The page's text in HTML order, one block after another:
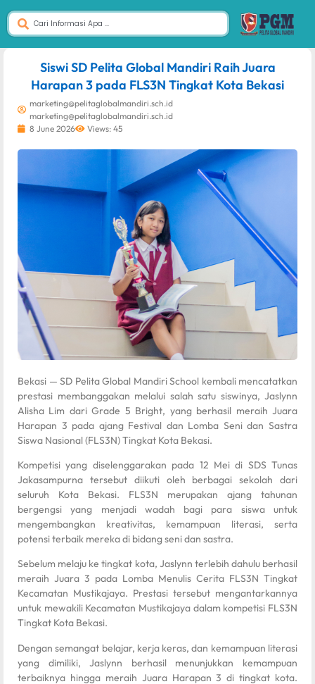
Siswi SD Pelita Global Mandiri Raih Juara
Harapan 3 pada FLS3N Tingkat Kota Bekasi
marketing@pelitaglobalmandiri.sch.id
marketing@pelitaglobalmandiri.sch.id
8 June 2026
Views: 45
Bekasi — SD Pelita Global Mandiri School kembali mencatatkan
prestasi membanggakan melalui salah satu siswinya, Jaslynn
Alisha Lim dari Grade 5 Bright, yang berhasil meraih Juara
Harapan 3 pada ajang Festival dan Lomba Seni dan Sastra
Siswa Nasional (FLS3N) Tingkat Kota Bekasi.
Kompetisi yang diselenggarakan pada 12 Mei di SDS Tunas
Jakasampurna tersebut diikuti oleh berbagai sekolah dari
seluruh Kota Bekasi. FLS3N merupakan ajang tahunan
bergengsi yang menjadi wadah bagi para siswa untuk
mengembangkan kreativitas, kemampuan literasi, serta
potensi terbaik mereka di bidang seni dan sastra.
Sebelum melaju ke tingkat kota, Jaslynn terlebih dahulu berhasil
meraih Juara 3 pada Lomba Menulis Cerita FLS3N Tingkat
Kecamatan Mustikajaya. Prestasi tersebut mengantarkannya
untuk mewakili Kecamatan Mustikajaya dalam kompetisi FLS3N
Tingkat Kota Bekasi.
Dengan semangat belajar, kerja keras, dan kemampuan literasi
yang dimiliki, Jaslynn berhasil menunjukkan kemampuan
terbaiknya hingga meraih Juara Harapan 3 di tingkat kota.